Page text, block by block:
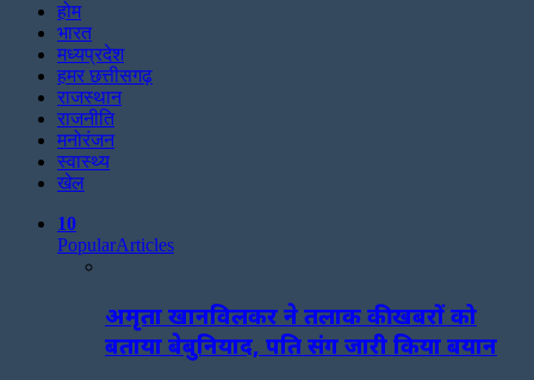
होम
भारत
मध्यप्रदेश
हमर छत्तीसगढ़
राजस्थान
राजनीति
मनोरंजन
स्वास्थ्य
खेल
10
PopularArticles
अमृता खानविलकर ने तलाक की खबरों को
बताया बेबुनियाद, पति संग जारी किया बयान